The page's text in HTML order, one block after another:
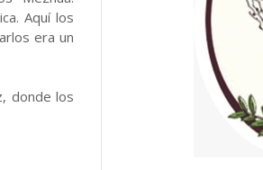
Aquí los
era un
donde los